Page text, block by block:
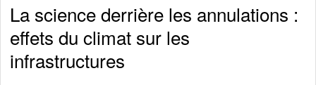
La science derrière les annulations :
effets du climat sur les
infrastructures